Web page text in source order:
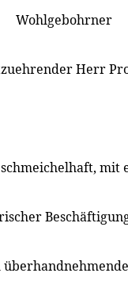
Wohlgebohrner
Herr
mit